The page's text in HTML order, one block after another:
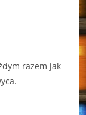
razem jak